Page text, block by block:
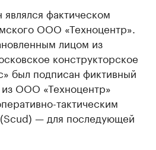
фактическом
ООО «Техноцентр».
лицом из
конструкторское
был подписан фиктивный
из ООО «Техноцентр»
тактическим
— для последующей